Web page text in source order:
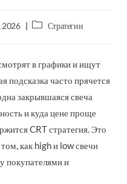
2026
РубрикаСтратегии
в графики и ищут
подсказка часто прячется
закрывшаяся свеча
и куда цене проще
CRT стратегия. Это
как high и low свечи
покупателями и